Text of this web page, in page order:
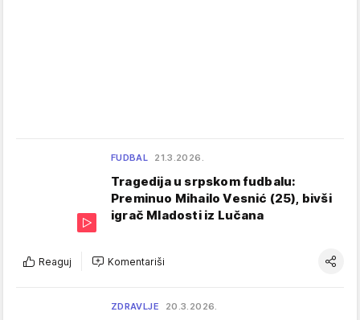
FUDBAL 21.3.2026.
Tragedija u srpskom fudbalu:
Preminuo Mihailo Vesnić (25), bivši
igrač Mladosti iz Lučana
Reaguj Komentariši
ZDRAVLJE 20.3.2026.